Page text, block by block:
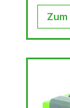
Das